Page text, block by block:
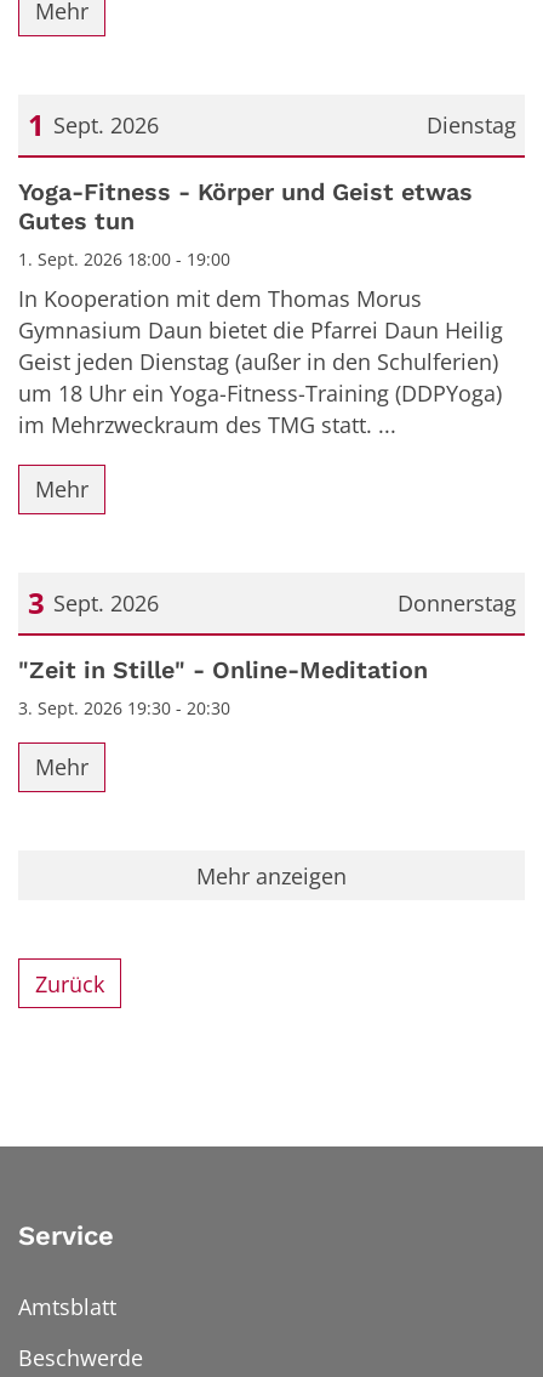
Mehr
Dienstag
1 Sept. 2026
Datum: 1. September 2026
Yoga-Fitness - Körper und Geist etwas
Gutes tun
1. Sept. 2026 18:00 - 19:00
In Kooperation mit dem Thomas Morus
Gymnasium Daun bietet die Pfarrei Daun Heilig
Geist jeden Dienstag (außer in den Schulferien)
um 18 Uhr ein Yoga-Fitness-Training (DDPYoga)
im Mehrzweckraum des TMG statt. ...
Mehr
Donnerstag
3 Sept. 2026
Datum: 3. September 2026
"Zeit in Stille" - Online-Meditation
3. Sept. 2026 19:30 - 20:30
Mehr
Mehr anzeigen
Zurück
Service
Amtsblatt
Beschwerde